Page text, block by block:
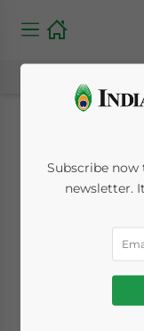
règles
visa
2
Subscribe now
newsletter.